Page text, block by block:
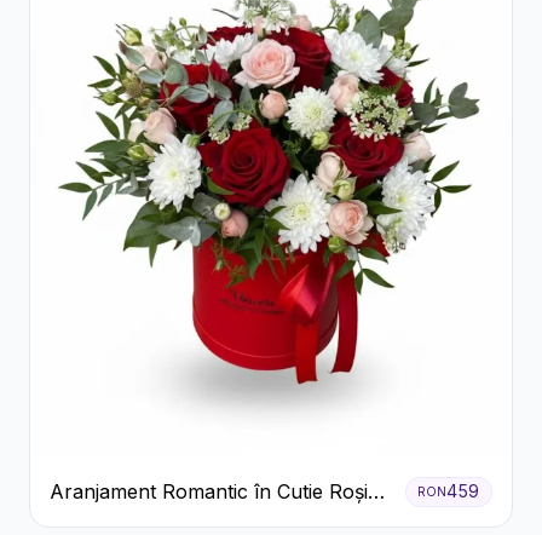
Aranjament Romantic în Cutie Roșie
cu Trandafiri și Crizanteme
RON459